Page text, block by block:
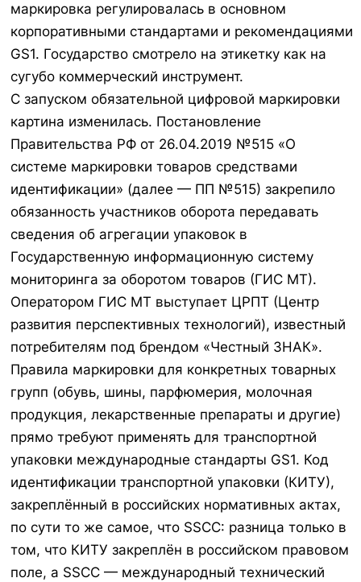
маркировка регулировалась в основном
корпоративными стандартами и рекомендациями
GS1. Государство смотрело на этикетку как на
сугубо коммерческий инструмент.
С запуском обязательной цифровой маркировки
картина изменилась. Постановление
Правительства РФ от 26.04.2019 №515 «О
системе маркировки товаров средствами
идентификации» (далее — ПП №515) закрепило
обязанность участников оборота передавать
сведения об агрегации упаковок в
Государственную информационную систему
мониторинга за оборотом товаров (ГИС МТ).
Оператором ГИС МТ выступает ЦРПТ (Центр
развития перспективных технологий), известный
потребителям под брендом «Честный ЗНАК».
Правила маркировки для конкретных товарных
групп (обувь, шины, парфюмерия, молочная
продукция, лекарственные препараты и другие)
прямо требуют применять для транспортной
упаковки международные стандарты GS1. Код
идентификации транспортной упаковки (КИТУ),
закреплённый в российских нормативных актах,
по сути то же самое, что SSCC: разница только в
том, что КИТУ закреплён в российском правовом
поле, а SSCC — международный технический